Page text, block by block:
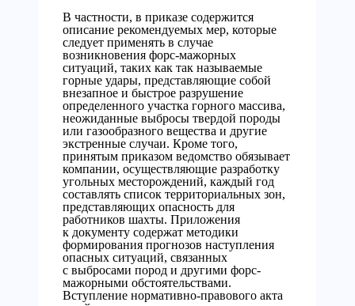
В частности, в приказе содержится
описание рекомендуемых мер, которые
следует применять в случае
возникновения форс-мажорных
ситуаций, таких как так называемые
горные удары, представляющие собой
внезапное и быстрое разрушение
определенного участка горного массива,
неожиданные выбросы твердой породы
или газообразного вещества и другие
экстренные случаи. Кроме того,
принятым приказом ведомство обязывает
компании, осуществляющие разработку
угольных месторождений, каждый год
составлять список территориальных зон,
представляющих опасность для
работников шахты. Приложения
к документу содержат методики
формирования прогнозов наступления
опасных ситуаций, связанных
с выбросами пород и другими форс-
мажорными обстоятельствами.
Вступление нормативно-правового акта